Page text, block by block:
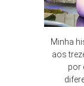
Minha
aos
por